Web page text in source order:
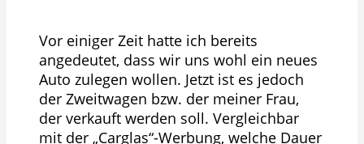
Vor einiger Zeit hatte ich bereits
angedeutet, dass wir uns wohl ein neues
Auto zulegen wollen. Jetzt ist es jedoch
der Zweitwagen bzw. der meiner Frau,
der verkauft werden soll. Vergleichbar
mit der „Carglas“-Werbung, welche Dauer